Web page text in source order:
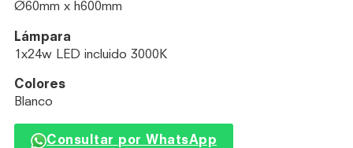
Ø60mm x h600mm
Lámpara
1x24w LED incluido 3000K
Colores
Blanco
Consultar por WhatsApp